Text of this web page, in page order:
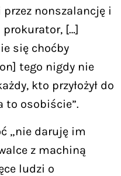
nonszalancję i
[…]
się choćby
tego nigdy nie
kto przyłożył do
to osobiście”.
„nie daruję im
z machiną
ludzi o